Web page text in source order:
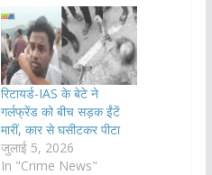
रिटायर्ड-IAS के बेटे ने
गर्लफ्रेंड को बीच सड़क ईंटें
मारीं, कार से घसीटकर पीटा
जुलाई 5, 2026
In "Crime News"